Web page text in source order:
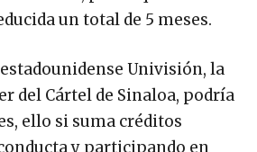
un total de 5 meses.
Univisión, la
del Cártel de Sinaloa, podría
ello si suma créditos
y participando en